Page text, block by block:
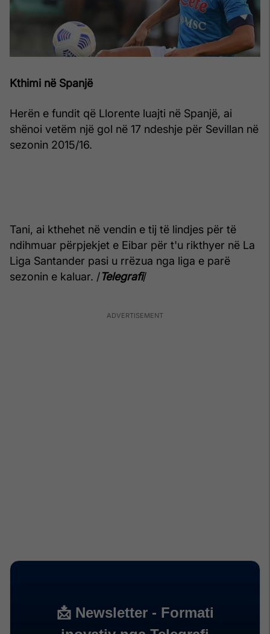
Kthimi në Spanjë
Herën e fundit që Llorente luajti në Spanjë, ai
shënoi vetëm një gol në 17 ndeshje për Sevillan në
sezonin 2015/16.
Tani, ai kthehet në vendin e tij të lindjes për të
ndihmuar përpjekjet e Eibar për t'u rikthyer në La
Liga Santander pasi u rrëzua nga liga e parë
sezonin e kaluar. /Telegrafi/